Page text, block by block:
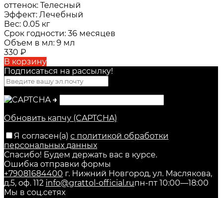
оттенок: Телесный
Эффект: Лечебный
Вес: 0.05 кг
Срок годности: 36 месяцев
Объем в мл: 9 мл
330 ₽
В корзину
Подписаться на рассылкy!
→
Обновить капчу (CAPTCHA)
Я согласен(a) с политикой обработки
персональных данных
Спасибо! Будем держать вас в курсе.
Ошибка отправки формы
+79081684400 г. Нижний Новгород, ул. Маслякова,
д.5, оф. 112 info@grattol-official.ruпн-пт 10:00—18:00
Мы в соц.сетях